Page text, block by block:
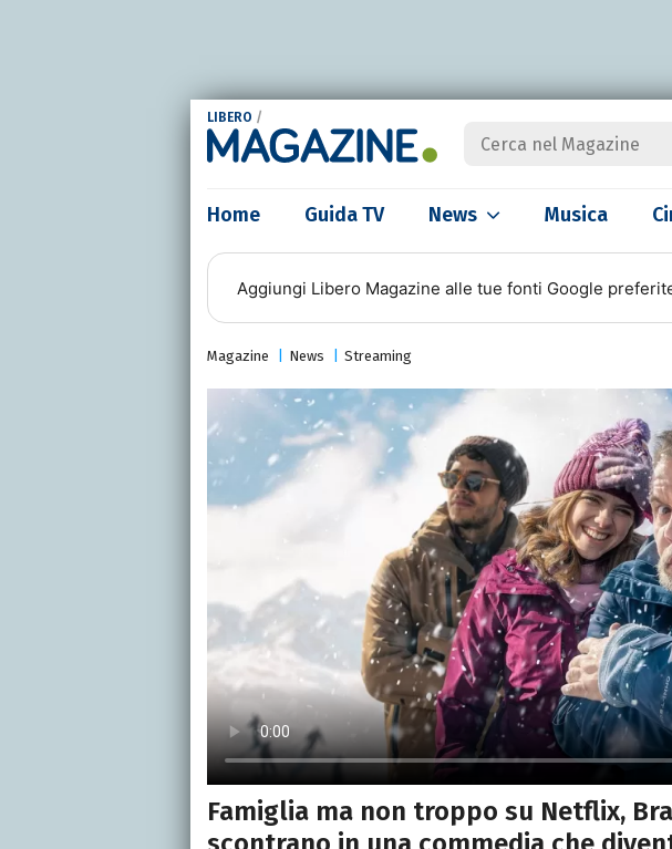
LIBERO /
Home Guida TV News Musica
Aggiungi Libero Magazine alle tue fonti Google
Magazine News Streaming
Famiglia ma non troppo su Netflix,